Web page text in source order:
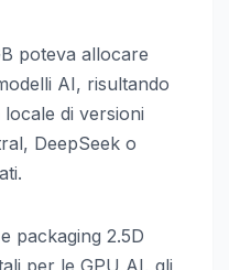
poteva allocare
AI, risultando
di versioni
DeepSeek o
packaging 2.5D